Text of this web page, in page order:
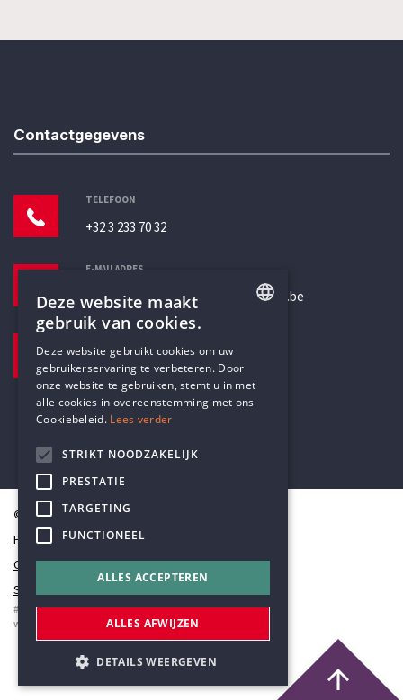
Contactgegevens
TELEFOON
+32 3 233 70 32
E-MAILADRES
secretariaat@humanistischverbond.be
Pottenbrug 4
Antwerpen, 2000
© Humanistisch Verbond 2026
Privacy
Cookiestatement
Sitemap
#codedwithlove byCodelines
webapplicaties
mobiele apps&maatwerk websites
DUTCH
Deze website maakt
gebruik van cookies.
Deze website gebruikt cookies om uw
gebruikerservaring te verbeteren. Door
onze website te gebruiken, stemt u in met
alle cookies in overeenstemming met ons
Cookiebeleid. Lees verder
STRIKT NOODZAKELIJK
PRESTATIE
TARGETING
FUNCTIONEEL
ALLES ACCEPTEREN
ALLES AFWIJZEN
DETAILS WEERGEVEN